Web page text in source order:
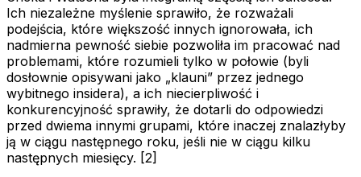
Ich niezależne myślenie sprawiło, że rozważali
podejścia, które większość innych ignorowała, ich
nadmierna pewność siebie pozwoliła im pracować nad
problemami, które rozumieli tylko w połowie (byli
dosłownie opisywani jako „klauni” przez jednego
wybitnego insidera), a ich niecierpliwość i
konkurencyjność sprawiły, że dotarli do odpowiedzi
przed dwiema innymi grupami, które inaczej znalazłyby
ją w ciągu następnego roku, jeśli nie w ciągu kilku
następnych miesięcy. [2]